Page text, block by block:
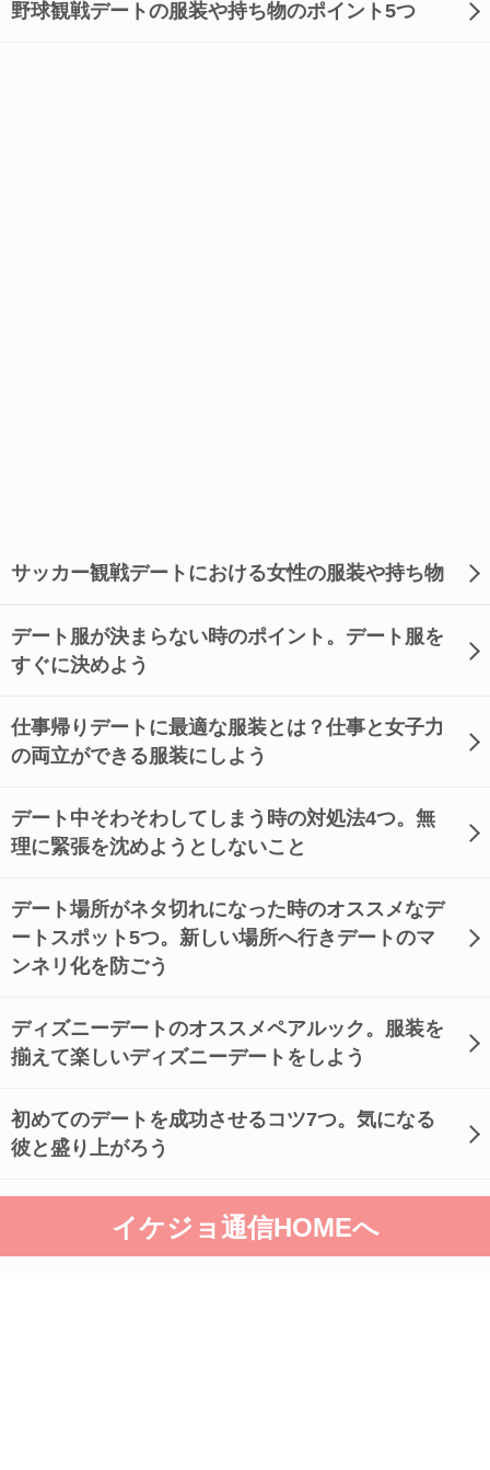
野球観戦デートの服装や持ち物のポイント5つ
サッカー観戦デートにおける女性の服装や持ち物
デート服が決まらない時のポイント。デート服を
すぐに決めよう
仕事帰りデートに最適な服装とは？仕事と女子力
の両立ができる服装にしよう
デート中そわそわしてしまう時の対処法4つ。無
理に緊張を沈めようとしないこと
デート場所がネタ切れになった時のオススメなデ
ートスポット5つ。新しい場所へ行きデートのマ
ンネリ化を防ごう
ディズニーデートのオススメペアルック。服装を
揃えて楽しいディズニーデートをしよう
初めてのデートを成功させるコツ7つ。気になる
彼と盛り上がろう
イケジョ通信HOMEへ